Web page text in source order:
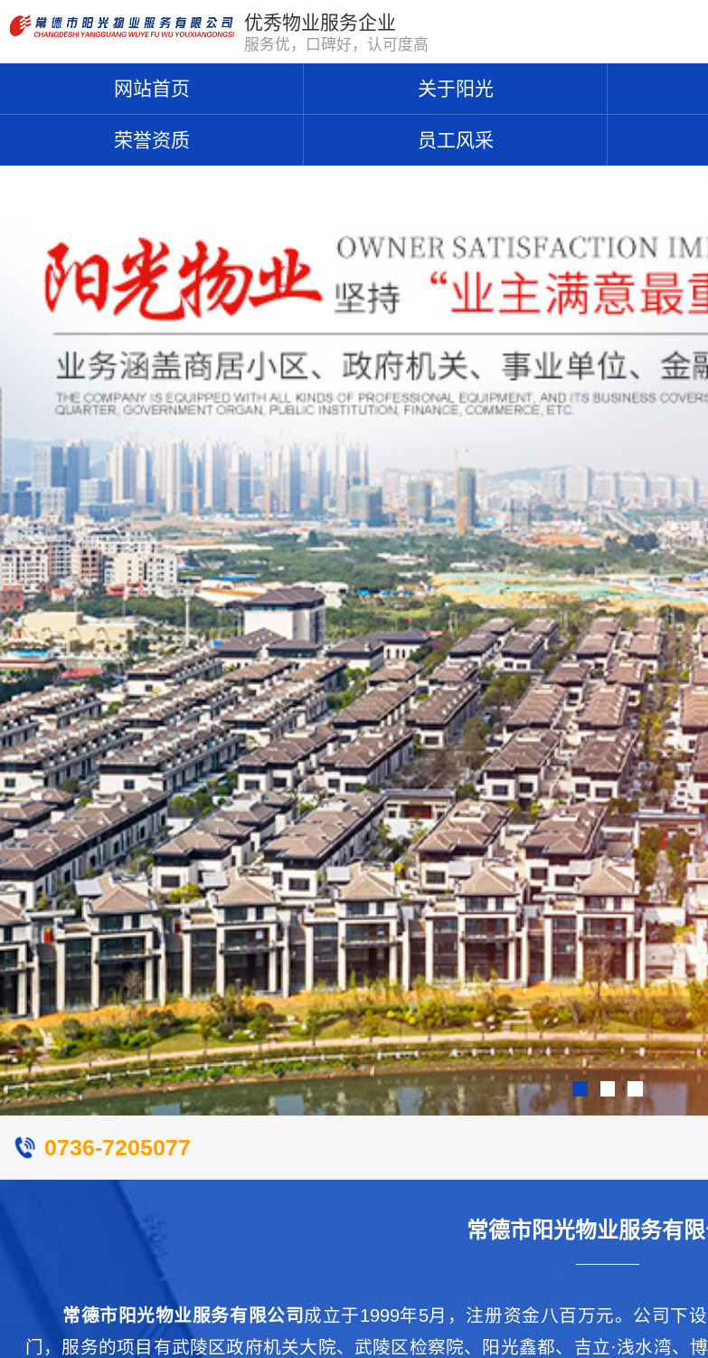
优秀物业服务企业
服务优，口碑好，认可度高
网站首页 关于阳光
荣誉资质 员工风采
0736-7205077
常德市阳光物业服务有限
常德市阳光物业服务有限公司 成立于1999年5月，注册资金八百万元。公司下
门，服务的项目有武陵区政府机关大院、武陵区检察院、阳光鑫都、吉立·浅水湾、